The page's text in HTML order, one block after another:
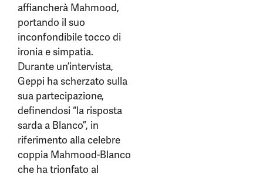
affiancherà Mahmood,
portando il suo
inconfondibile tocco di
ironia e simpatia.
Durante un’intervista,
Geppi ha scherzato sulla
sua partecipazione,
definendosi “la risposta
sarda a Blanco”, in
riferimento alla celebre
coppia Mahmood-Blanco
che ha trionfato al